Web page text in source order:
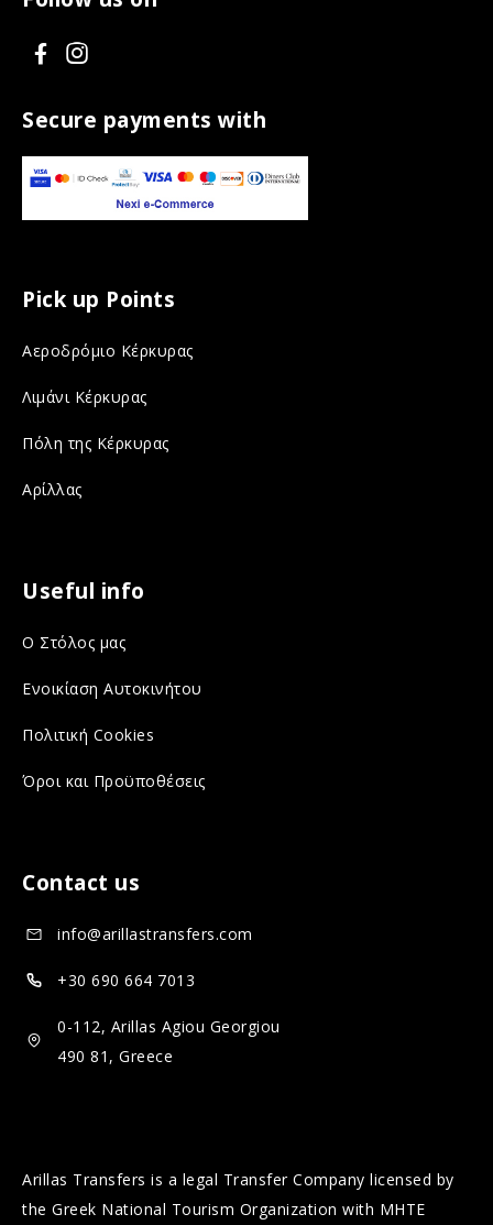
V
s
i
t
F
c
b
o
o
o
s
c
i
a
m
i
a
V
s
i
t
I
s
a
g
r
a
m
n
o
c
l
d
i
a
Secure payments with
Pick up Points
Αεροδρόμιο Κέρκυρας
Λιμάνι Κέρκυρας
Πόλη της Κέρκυρας
Αρίλλας
Useful info
Ο Στόλος μας
Ενοικίαση Αυτοκινήτου
Πολιτική Cookies
Όροι και Προϋποθέσεις
Contact us
info@arillastransfers.com
+30 690 664 7013
0-112, Arillas Agiou Georgiou
490 81, Greece
Arillas Transfers is a legal Transfer Company licensed by
the Greek National Tourism Organization with MHTE